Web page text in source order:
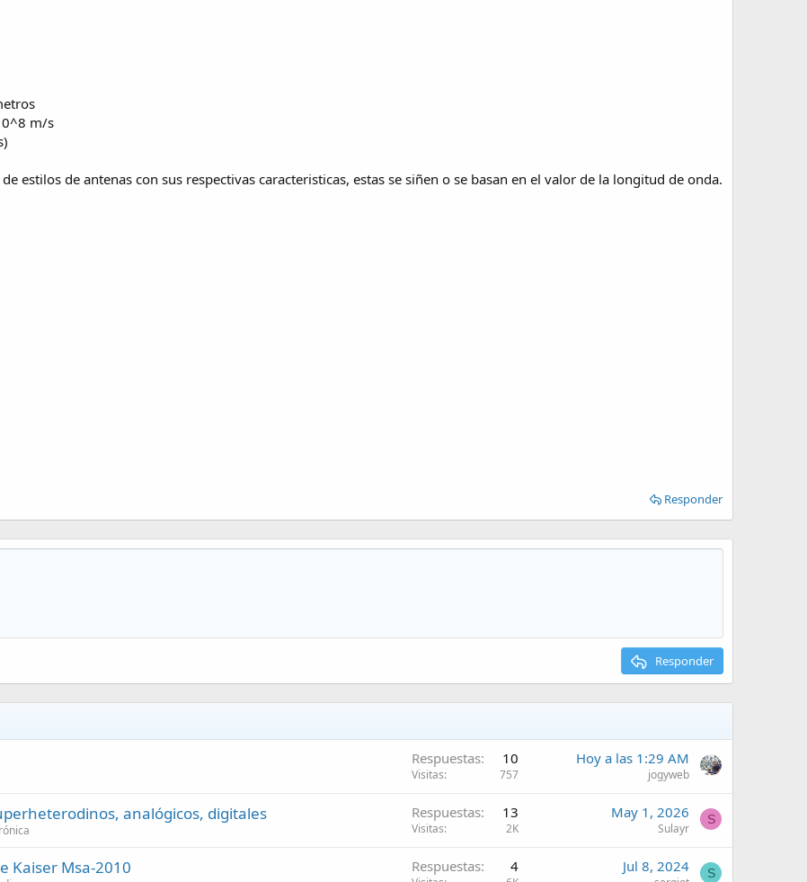
m/s
estilos de antenas con sus respectivas caracteristicas, estas se siñen o se basan en el valor de la longitud de onda.
Responder
Responder
Respuestas 10
Visitas 757
Hoy a las 1:29 AM
jogyweb
analógicos, digitales Respuestas 13
Visitas 2K
May 1, 2026
Sulayr
S
Kaiser Msa-2010 Respuestas 4 Jul 8, 2024 S